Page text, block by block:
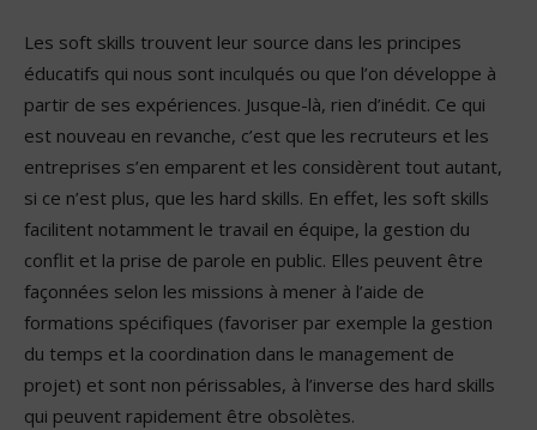
Les soft skills trouvent leur source dans les principes
éducatifs qui nous sont inculqués ou que l’on développe à
partir de ses expériences. Jusque-là, rien d’inédit. Ce qui
est nouveau en revanche, c’est que les recruteurs et les
entreprises s’en emparent et les considèrent tout autant,
si ce n’est plus, que les hard skills. En effet, les soft skills
facilitent notamment le travail en équipe, la gestion du
conflit et la prise de parole en public. Elles peuvent être
façonnées selon les missions à mener à l’aide de
formations spécifiques (favoriser par exemple la gestion
du temps et la coordination dans le management de
projet) et sont non périssables, à l’inverse des hard skills
qui peuvent rapidement être obsolètes.